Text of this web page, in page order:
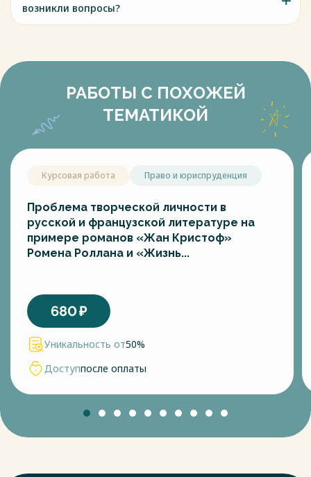
возникли вопросы?
РАБОТЫ С ПОХОЖЕЙ
ТЕМАТИКОЙ
Курсовая работа Право и юриспруденция
Проблема творческой личности в
русской и французской литературе на
примере романов «Жан Кристоф»
Ромена Роллана и «Жизнь...
680₽
Уникальность от50%
Доступпосле оплаты